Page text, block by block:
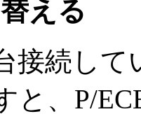
える
接続し
と、P/